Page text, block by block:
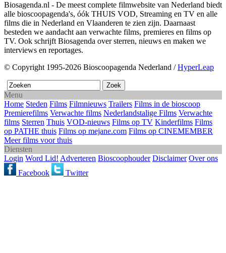
Biosagenda.nl - De meest complete filmwebsite van Nederland biedt
alle bioscoopagenda's, óók THUIS VOD, Streaming en TV en alle
films die in Nederland en Vlaanderen te zien zijn. Daarnaast
besteden we aandacht aan verwachte films, premieres en films op
TV. Ook schrijft Biosagenda over sterren, nieuws en maken we
interviews en reportages.
© Copyright 1995-2026 Bioscoopagenda Nederland /HyperLeap
Menu
Home Steden Films Filmnieuws Trailers Films in de bioscoop
Premierefilms Verwachte films Nederlandstalige Films Verwachte
films Sterren Thuis VOD-nieuws Films op TV Kinderfilms Films
op PATHE thuis Films op mejane.com Films op CINEMEMBER
Meer films voor thuis
Diensten
Login Word Lid! Adverteren Bioscoophouder Disclaimer Over ons
Facebook
Twitter